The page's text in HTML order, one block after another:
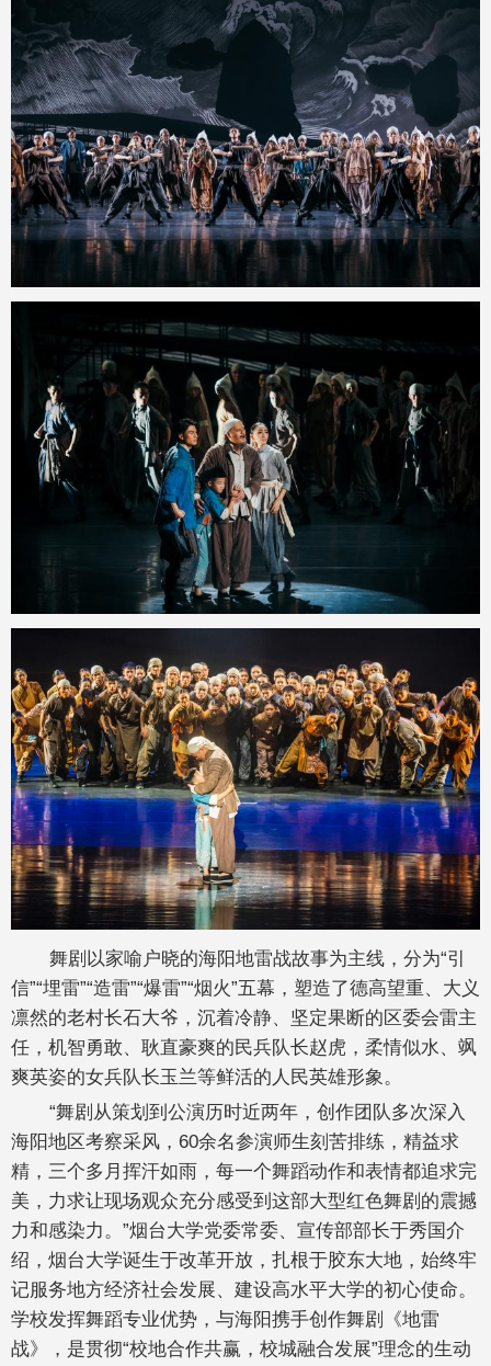
舞剧以家喻户晓的海阳地雷战故事为主线，分为“引
信”“埋雷”“造雷”“爆雷”“烟火”五幕，塑造了德高望重、大义
凛然的老村长石大爷，沉着冷静、坚定果断的区委会雷主
任，机智勇敢、耿直豪爽的民兵队长赵虎，柔情似水、飒
爽英姿的女兵队长玉兰等鲜活的人民英雄形象。
“舞剧从策划到公演历时近两年，创作团队多次深入
海阳地区考察采风，60余名参演师生刻苦排练，精益求
精，三个多月挥汗如雨，每一个舞蹈动作和表情都追求完
美，力求让现场观众充分感受到这部大型红色舞剧的震撼
力和感染力。”烟台大学党委常委、宣传部部长于秀国介
绍，烟台大学诞生于改革开放，扎根于胶东大地，始终牢
记服务地方经济社会发展、建设高水平大学的初心使命。
学校发挥舞蹈专业优势，与海阳携手创作舞剧《地雷
战》，是贯彻“校地合作共赢，校城融合发展”理念的生动